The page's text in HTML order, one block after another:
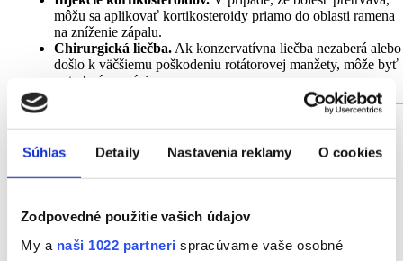
Súhlas Detaily Nastavenia reklamy O cookies
Zodpovedné použitie vašich údajov
My a naši 1022 partneri spracúvame vaše osobné
môžu sa aplikovať kortikosteroidy priamo do oblasti ramena
na zníženie zápalu.
Chirurgická liečba.Ak konzervatívna liečba nezaberá alebo
došlo k väčšiemu poškodeniu rotátorovej manžety, môže byť
potrebná operácia.